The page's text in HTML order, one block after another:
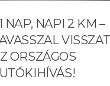
NAP, NAPI 2 KM –
ORSZÁGOS